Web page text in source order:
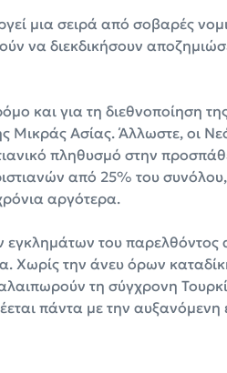
μια σειρά από σοβαρές
να διεκδικήσουν
και για τη διεθνοποίηση
Ασίας. Άλλωστε, οι
πληθυσμό στην
από 25% του
αργότερα.
του
Χωρίς την άνευ όρων
τη σύγχρονη
πάντα με την αυξανόμενη